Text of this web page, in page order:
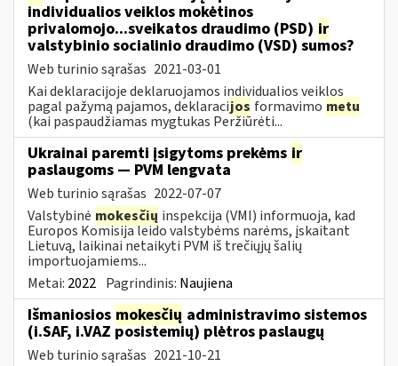
individualios veiklos mokėtinos
privalomojo...sveikatos draudimo (PSD) ir
valstybinio socialinio draudimo (VSD) sumos?
Web turinio sąrašas 2021-03-01
Kai deklaracijoje deklaruojamos individualios veiklos
pagal pažymą pajamos, deklaracijos formavimo metu
(kai paspaudžiamas mygtukas Peržiūrėti...
Ukrainai paremti įsigytoms prekėms ir
paslaugoms — PVM lengvata
Web turinio sąrašas 2022-07-07
Valstybinė mokesčių inspekcija (VMI) informuoja, kad
Europos Komisija leido valstybėms narėms, įskaitant
Lietuvą, laikinai netaikyti PVM iš trečiųjų šalių
importuojamiems...
Metai: 2022 Pagrindinis: Naujiena
Išmaniosios mokesčių administravimo sistemos
(i.SAF, i.VAZ posistemių) plėtros paslaugų
Web turinio sąrašas 2021-10-21